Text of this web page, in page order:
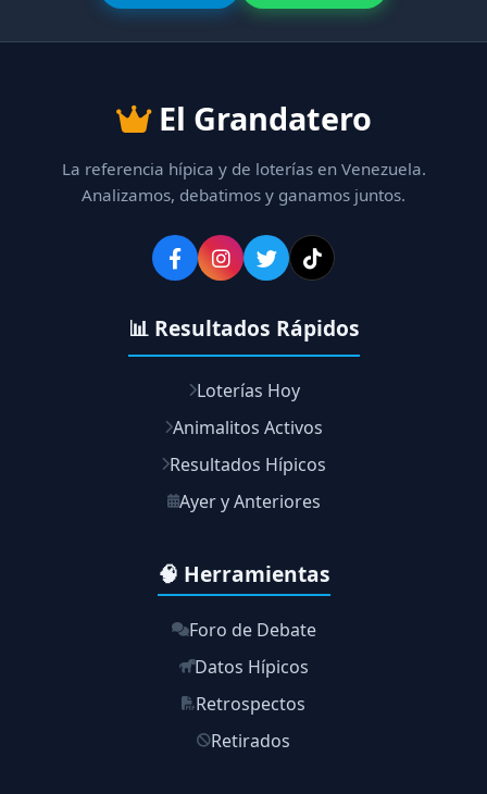
El Grandatero
La referencia hípica y de loterías en Venezuela.
Analizamos, debatimos y ganamos juntos.
📊 Resultados Rápidos
Loterías Hoy
Animalitos Activos
Resultados Hípicos
Ayer y Anteriores
🧠 Herramientas
Foro de Debate
Datos Hípicos
Retrospectos
Retirados